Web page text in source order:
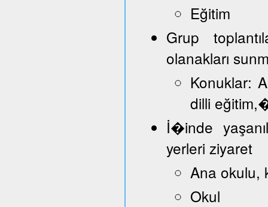
Eğitim
Grup
olanakları
Konuklar:
dilli
İ�inde
yerleri ziyaret
Ana okulu,
Okul